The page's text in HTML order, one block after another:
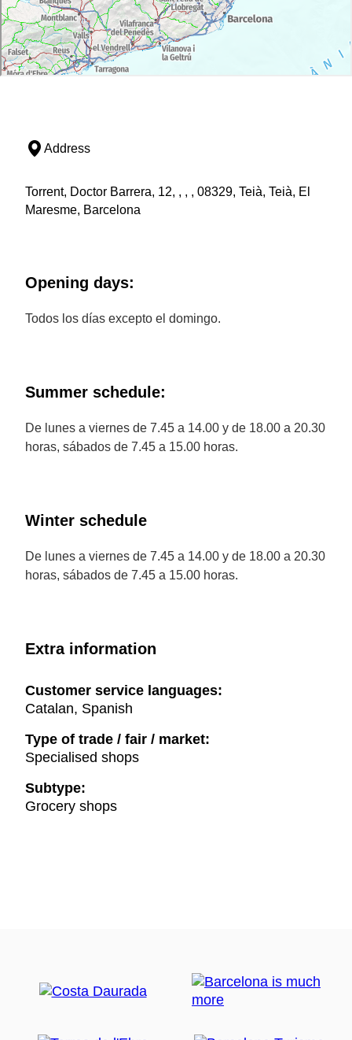
Address
Torrent, Doctor Barrera, 12, , , , 08329, Teià, Teià, El
Maresme, Barcelona
Opening days:
Todos los días excepto el domingo.
Summer schedule:
De lunes a viernes de 7.45 a 14.00 y de 18.00 a 20.30
horas, sábados de 7.45 a 15.00 horas.
Winter schedule
De lunes a viernes de 7.45 a 14.00 y de 18.00 a 20.30
horas, sábados de 7.45 a 15.00 horas.
Extra information
Customer service languages:
Catalan, Spanish
Type of trade / fair / market:
Specialised shops
Subtype:
Grocery shops